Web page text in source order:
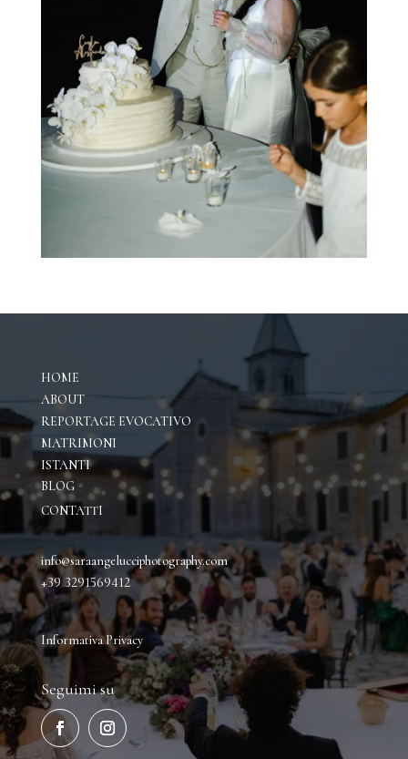
HOME
ABOUT
REPORTAGE EVOCATIVO
MATRIMONI
ISTANTI
BLOG
CONTATTI
info@saraangelucciphotography.com
+39 3291569412
Informativa Privacy
Seguimi su